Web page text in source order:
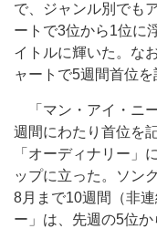
で、ジャンル別でも
ートで3位から1位に
イトルに輝いた。な
ャートで5週間首位を
「マン・アイ・ニ
週間にわたり首位を
「オーディナリー」
ップに立った。ソン
8月まで10週間（非
ー」は、先週の5位か